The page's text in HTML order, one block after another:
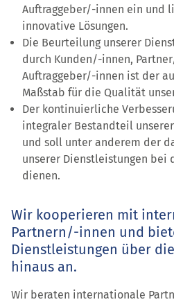
Auftraggeber/-innen ein und
innovative Lösungen.
Die Beurteilung unserer
durch Kunden/-innen,
Auftraggeber/-innen ist der
Maßstab für die Qualität
Der kontinuierliche
integraler Bestandteil
und soll unter anderem der
unserer Dienstleistungen bei
dienen.
Wir kooperieren mit
Partnern/-innen und
Dienstleistungen über
hinaus an.
Wir beraten internationale